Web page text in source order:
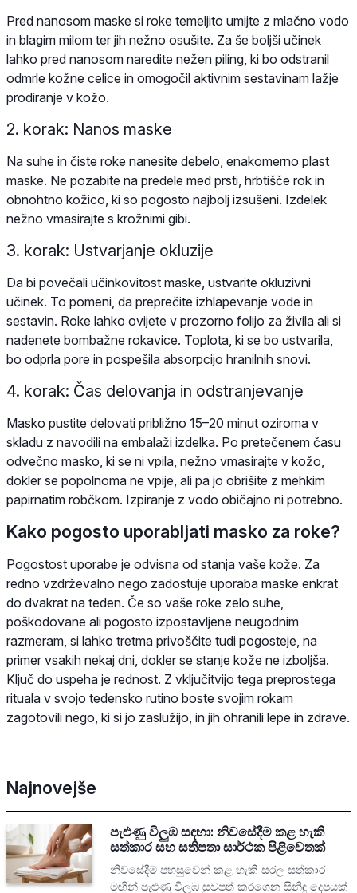
Pred nanosom maske si roke temeljito umijte z mlačno vodo
in blagim milom ter jih nežno osušite. Za še boljši učinek
lahko pred nanosom naredite nežen piling, ki bo odstranil
odmrle kožne celice in omogočil aktivnim sestavinam lažje
prodiranje v kožo.
2. korak: Nanos maske
Na suhe in čiste roke nanesite debelo, enakomerno plast
maske. Ne pozabite na predele med prsti, hrbtišče rok in
obnohtno kožico, ki so pogosto najbolj izsušeni. Izdelek
nežno vmasirajte s krožnimi gibi.
3. korak: Ustvarjanje okluzije
Da bi povečali učinkovitost maske, ustvarite okluzivni
učinek. To pomeni, da preprečite izhlapevanje vode in
sestavin. Roke lahko ovijete v prozorno folijo za živila ali si
nadenete bombažne rokavice. Toplota, ki se bo ustvarila,
bo odprla pore in pospešila absorpcijo hranilnih snovi.
4. korak: Čas delovanja in odstranjevanje
Masko pustite delovati približno 15–20 minut oziroma v
skladu z navodili na embalaži izdelka. Po pretečenem času
odvečno masko, ki se ni vpila, nežno vmasirajte v kožo,
dokler se popolnoma ne vpije, ali pa jo obrišite z mehkim
papirnatim robčkom. Izpiranje z vodo običajno ni potrebno.
Kako pogosto uporabljati masko za roke?
Pogostost uporabe je odvisna od stanja vaše kože. Za
redno vzdrževalno nego zadostuje uporaba maske enkrat
do dvakrat na teden. Če so vaše roke zelo suhe,
poškodovane ali pogosto izpostavljene neugodnim
razmeram, si lahko tretma privoščite tudi pogosteje, na
primer vsakih nekaj dni, dokler se stanje kože ne izboljša.
Ključ do uspeha je rednost. Z vključitvijo tega preprostega
rituala v svojo tedensko rutino boste svojim rokam
zagotovili nego, ki si jo zaslužijo, in jih ohranili lepe in zdrave.
Najnovejše
පැළුණු විලුඹ සඳහා: නිවසේදීම කළ හැකි
සත්කාර සහ සතිපතා සාර්ථක පිළිවෙතක්
නිවසේදීම පහසුවෙන් කළ හැකි සරල සත්කාර
මඟින් පැළුණු විලුඹ සුවපත් කරගෙන සිනිඳු දෙපයක්